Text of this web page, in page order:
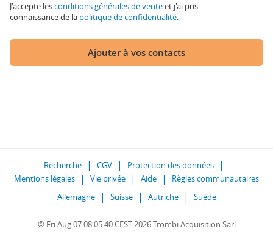
J'accepte lesconditions générales de venteet j'ai pris
connaissance de la politique de confidentialité.
Ajouter à vos contacts
Recherche CGV
Protection des données
Mentions légales
Vie privée Aide
Règles communautaires
Allemagne
Suisse Autriche Suède
© Fri Aug 07 08:05:40 CEST 2026 Trombi Acquisition Sarl